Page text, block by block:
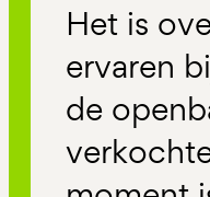
Het is
ervaren
de